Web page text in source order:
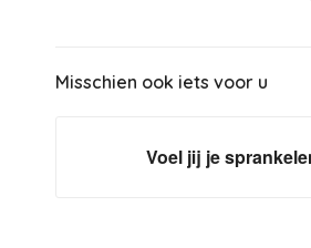
Misschien ook iets voor u
Voel jij je